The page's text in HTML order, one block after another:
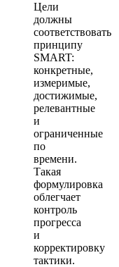
Цели
должны
соответствовать
принципу
SMART:
конкретные,
измеримые,
достижимые,
релевантные
и
ограниченные
по
времени.
Такая
формулировка
облегчает
контроль
прогресса
и
корректировку
тактики.